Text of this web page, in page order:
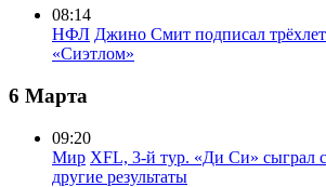
08:14
НФЛ Джино Смит подписал
«Сиэтлом»
6 Марта
09:20
Мир XFL, 3-й тур. «Ди Си» сыграл
другие результаты